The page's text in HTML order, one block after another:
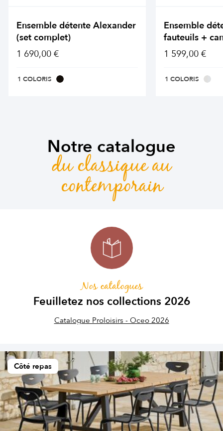
Ensemble détente Alexander
(set complet)
1 690,00 €
1 COLORIS
Ensemble
fauteuils +
1 599,00 €
1 COLORIS
Notre catalogue
du classique au
contemporain
Nos catalogues
Feuilletez nos collections 2026
Catalogue Proloisirs - Oceo 2026
Côté repas